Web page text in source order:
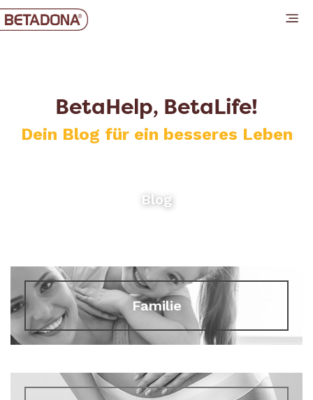
BetaHelp, BetaLife!
Dein Blog für ein besseres Leben
Blog
Familie